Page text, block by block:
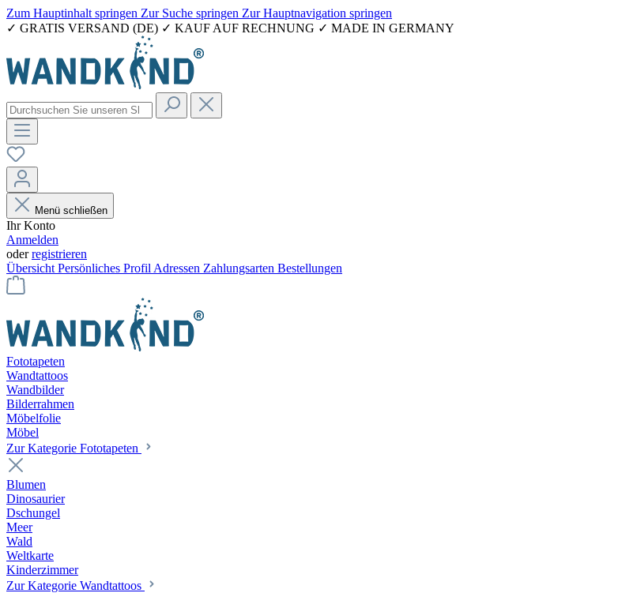
Zum Hauptinhalt springen Zur Suche springen Zur Hauptnavigation springen
✓ GRATIS VERSAND (DE) ✓ KAUF AUF RECHNUNG ✓ MADE IN GERMANY
Menü schließen
Ihr Konto
Anmelden
oderregistrieren
Übersicht Persönliches Profil Adressen Zahlungsarten Bestellungen
Fototapeten
Wandtattoos
Wandbilder
Bilderrahmen
Möbelfolie
Möbel
Zur Kategorie Fototapeten
Blumen
Dinosaurier
Dschungel
Meer
Wald
Weltkarte
Kinderzimmer
Zur Kategorie Wandtattoos